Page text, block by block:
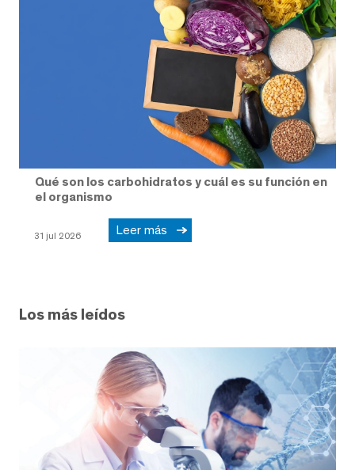
Qué son los carbohidratos y cuál es su función en
el organismo
31 jul 2026 Leer más
Los más leídos